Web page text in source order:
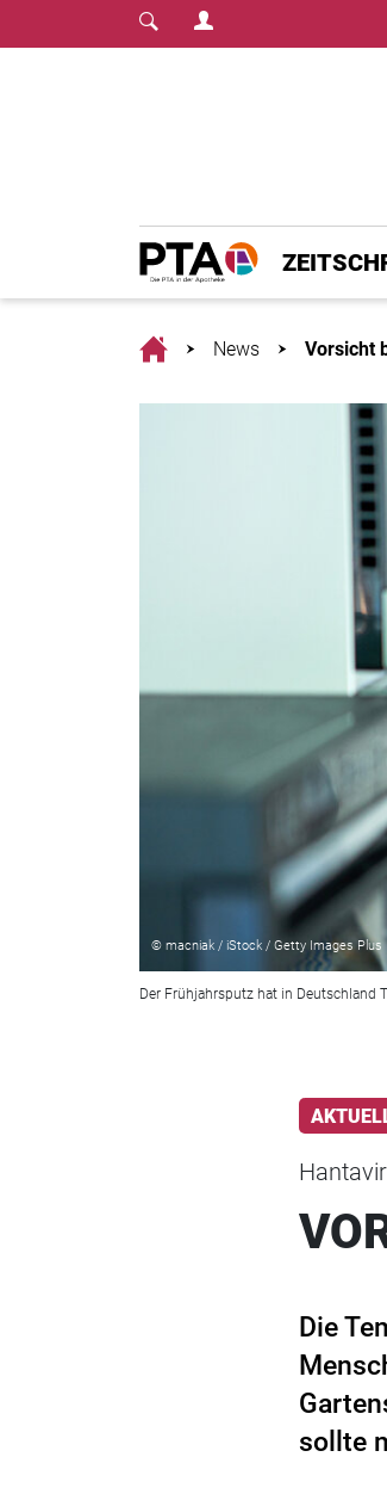
Login Menu
Home
HomeNews Vorsicht
© macniak / iStock / Getty Images Plus
Der Frühjahrsputz hat in Deutschland
Die
sollte